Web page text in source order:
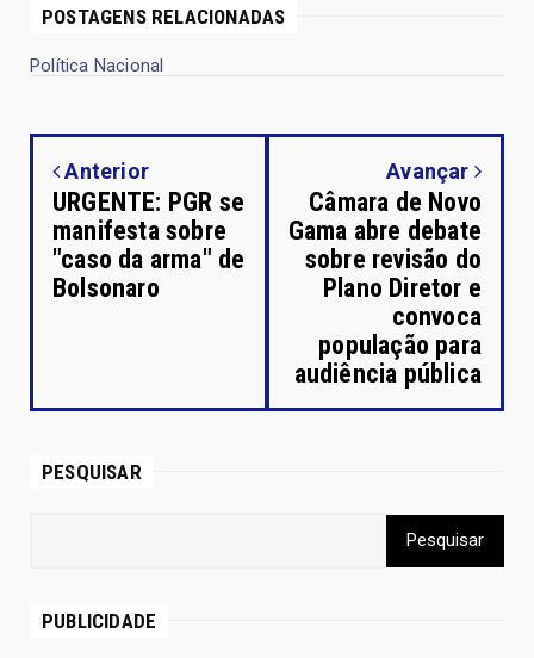
POSTAGENS RELACIONADAS
Política Nacional
Anterior
URGENTE: PGR se
manifesta sobre
"caso da arma" de
Bolsonaro
Avançar
Câmara de Novo
Gama abre debate
sobre revisão do
Plano Diretor e
convoca
população para
audiência pública
PESQUISAR
PUBLICIDADE